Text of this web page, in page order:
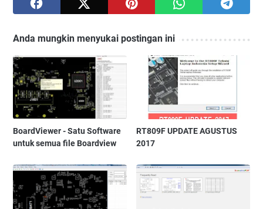
Anda mungkin menyukai postingan ini
BoardViewer - Satu Software
untuk semua file Boardview
RT809F UPDATE AGUSTUS
2017